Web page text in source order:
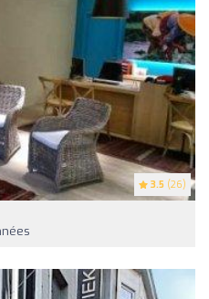
3.5 (26)